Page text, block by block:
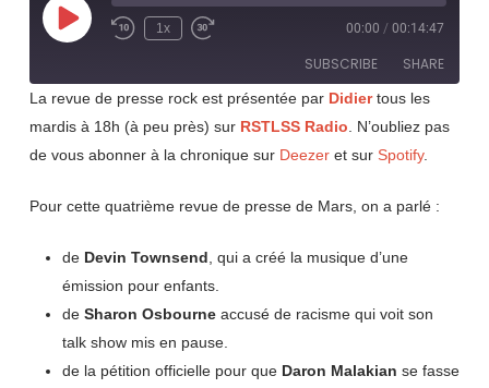
Play
Episode Rewind
1x
Fast
seconds
00:00 / 00:14:47
SUBSCRIBE SHARE
RSS FEED
SHARE
EMBED
La revue de presse rock est présentée par Didiertous les
mardis à 18h (à peu près) sur RSTLSS Radio . N’oubliez pas
de vous abonner à la chronique surDeezeret sur Spotify.
Pour cette quatrième revue de presse de Mars, on a parlé :
de Devin Townsend , qui a créé la musique d’une
émission pour enfants.
de Sharon Osbourneaccusé de racisme qui voit son
talk show mis en pause.
de la pétition officielle pour que Daron Malakian se fasse